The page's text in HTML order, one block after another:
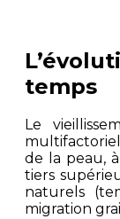
temps
Le
de la peau,
tiers
naturels
migration